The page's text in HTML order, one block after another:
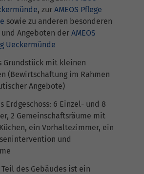
, zur AMEOS Pflege
sowie zu anderen besonderen
Angeboten der AMEOS
Ueckermünde
Grundstück mit kleinen
(Bewirtschaftung im Rahmen
Angebote)
Erdgeschoss: 6 Einzel- und 8
2 Gemeinschaftsräume mit
ein Vorhaltezimmer, ein
und
des Gebäudes ist ein